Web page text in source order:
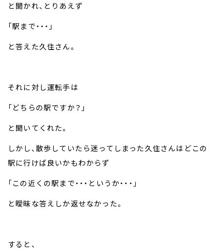
と聞かれ、とりあえず
「駅まで・・・」
と答えた久住さん。
それに対し運転手は
「どちらの駅ですか？」
と聞いてくれた。
しかし、散歩していたら迷ってしまった久住さんはどこの
駅に行けば良いかもわからず
「この近くの駅まで・・・というか・・・」
と曖昧な答えしか返せなかった。
すると、